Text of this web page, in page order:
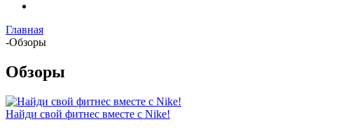
Главная
-Обзоры
Обзоры
Найди свой фитнес вместе с Nike!